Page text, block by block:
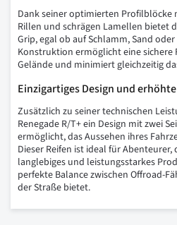
Dank seiner optimierten Profilblöcke
Rillen und schrägen Lamellen bietet
Grip, egal ob auf Schlamm, Sand
Konstruktion ermöglicht eine sichere
Gelände und minimiert gleichzeitig
Einzigartiges Design und
Zusätzlich zu seiner technischen
Renegade R/T+ ein Design mit zwei
ermöglicht, das Aussehen ihres
Dieser Reifen ist ideal für Abenteurer,
langlebiges und leistungsstarkes
perfekte Balance zwischen Offroad-
der Straße bietet.